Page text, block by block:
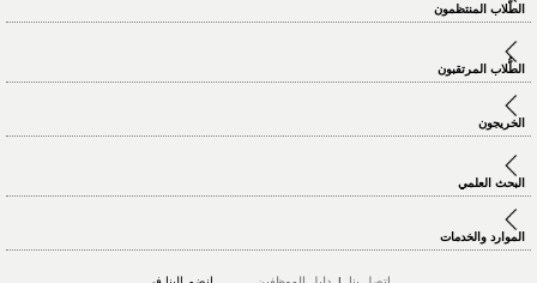
الطّلاب المنتظمون
الطُّلاب المرتقبون
الخريجون
البحث العلمي
الموارد والخدمات